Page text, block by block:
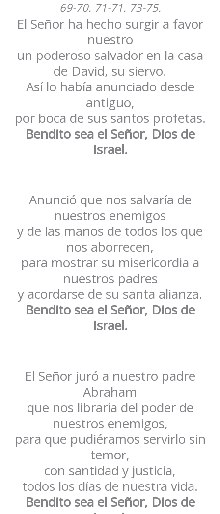
69-70. 71-71. 73-75.
El Señor ha hecho surgir a favor
nuestro
un poderoso salvador en la casa
de David, su siervo.
Así lo había anunciado desde
antiguo,
por boca de sus santos profetas.
Bendito sea el Señor, Dios de
Israel.
Anunció que nos salvaría de
nuestros enemigos
y de las manos de todos los que
nos aborrecen,
para mostrar su misericordia a
nuestros padres
y acordarse de su santa alianza.
Bendito sea el Señor, Dios de
Israel.
El Señor juró a nuestro padre
Abraham
que nos libraría del poder de
nuestros enemigos,
para que pudiéramos servirlo sin
temor,
con santidad y justicia,
todos los días de nuestra vida.
Bendito sea el Señor, Dios de